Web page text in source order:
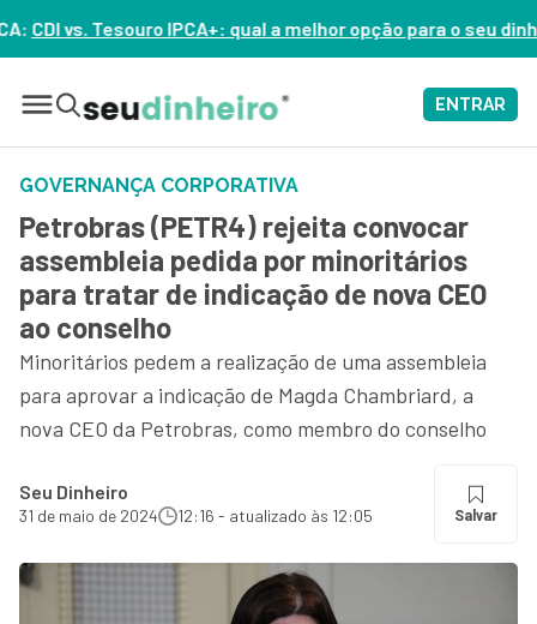
qual a melhor opção para o seu dinheiro hoje? – ASSISTA
ENTRAR
GOVERNANÇA CORPORATIVA
Petrobras (PETR4) rejeita convocar
assembleia pedida por minoritários
para tratar de indicação de nova CEO
ao conselho
Minoritários pedem a realização de uma assembleia
para aprovar a indicação de Magda Chambriard, a
nova CEO da Petrobras, como membro do conselho
Seu Dinheiro
31 de maio de 2024 12:16 - atualizado às 12:05 Salvar